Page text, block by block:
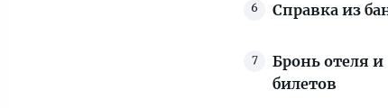
Справка из
Бронь отеля и
билетов